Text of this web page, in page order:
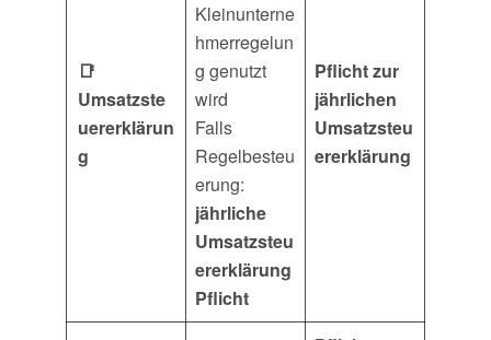
📑
Umsatzste
uererklärun
g
Kleinunterne
hmerregelun
g genutzt
wird
Falls
Regelbesteu
erung:
jährliche
Umsatzsteu
ererklärung
Pflicht
Pflicht zur
jährlichen
Umsatzsteu
ererklärung